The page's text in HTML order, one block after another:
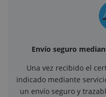
Envío seguro
Una vez recibido el
indicado mediante
un envío seguro y